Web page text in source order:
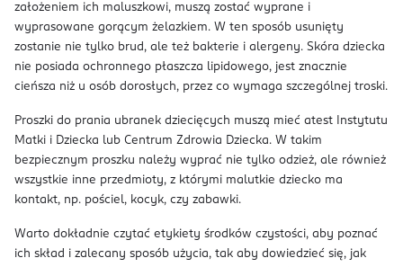
założeniem ich maluszkowi, muszą zostać wyprane i
wyprasowane gorącym żelazkiem. W ten sposób usunięty
zostanie nie tylko brud, ale też bakterie i alergeny. Skóra dziecka
nie posiada ochronnego płaszcza lipidowego, jest znacznie
cieńsza niż u osób dorosłych, przez co wymaga szczególnej troski.
Proszki do prania ubranek dziecięcych muszą mieć atest Instytutu
Matki i Dziecka lub Centrum Zdrowia Dziecka. W takim
bezpiecznym proszku należy wyprać nie tylko odzież, ale również
wszystkie inne przedmioty, z którymi malutkie dziecko ma
kontakt, np. pościel, kocyk, czy zabawki.
Warto dokładnie czytać etykiety środków czystości, aby poznać
ich skład i zalecany sposób użycia, tak aby dowiedzieć się, jak